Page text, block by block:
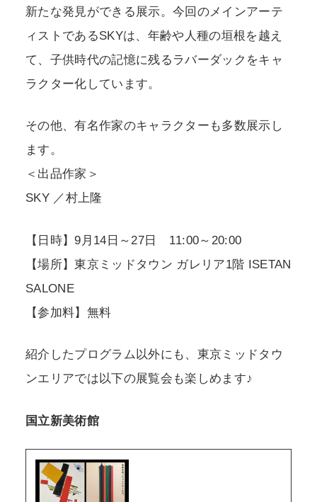
新たな発見ができる展示。今回のメインアーテ
ィストであるSKYは、年齢や人種の垣根を越え
て、子供時代の記憶に残るラバーダックをキャ
ラクター化しています。
その他、有名作家のキャラクターも多数展示し
ます。
＜出品作家＞
SKY ／村上隆
【日時】9月14日～27日 11:00～20:00
【場所】東京ミッドタウン ガレリア1階 ISETAN
SALONE
【参加料】無料
紹介したプログラム以外にも、東京ミッドタウ
ンエリアでは以下の展覧会も楽しめます♪
国立新美術館